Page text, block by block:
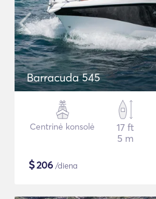
Barracuda 545
Centrinė konsolė
17 ft
5 m
$206 /diena